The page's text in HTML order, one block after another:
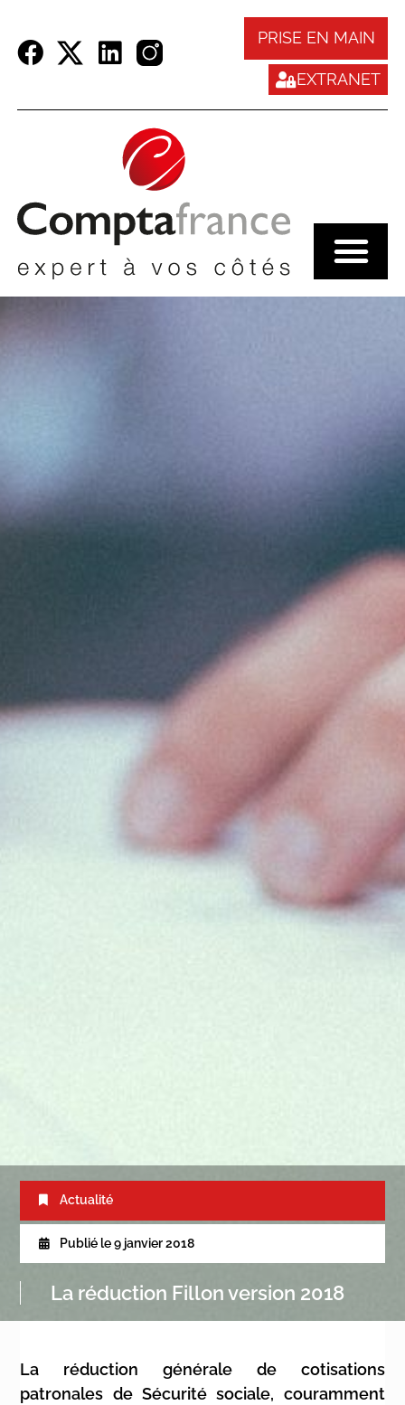
PRISE EN MAIN
EXTRANET
Actualité
Publié le 9 janvier 2018
La réduction Fillon version 2018
La réduction générale de cotisations
patronales de Sécurité sociale, couramment